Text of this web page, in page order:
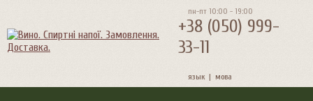
пн-пт 10:00 - 19:00
+38 (050) 999-
33-11
язык | мова